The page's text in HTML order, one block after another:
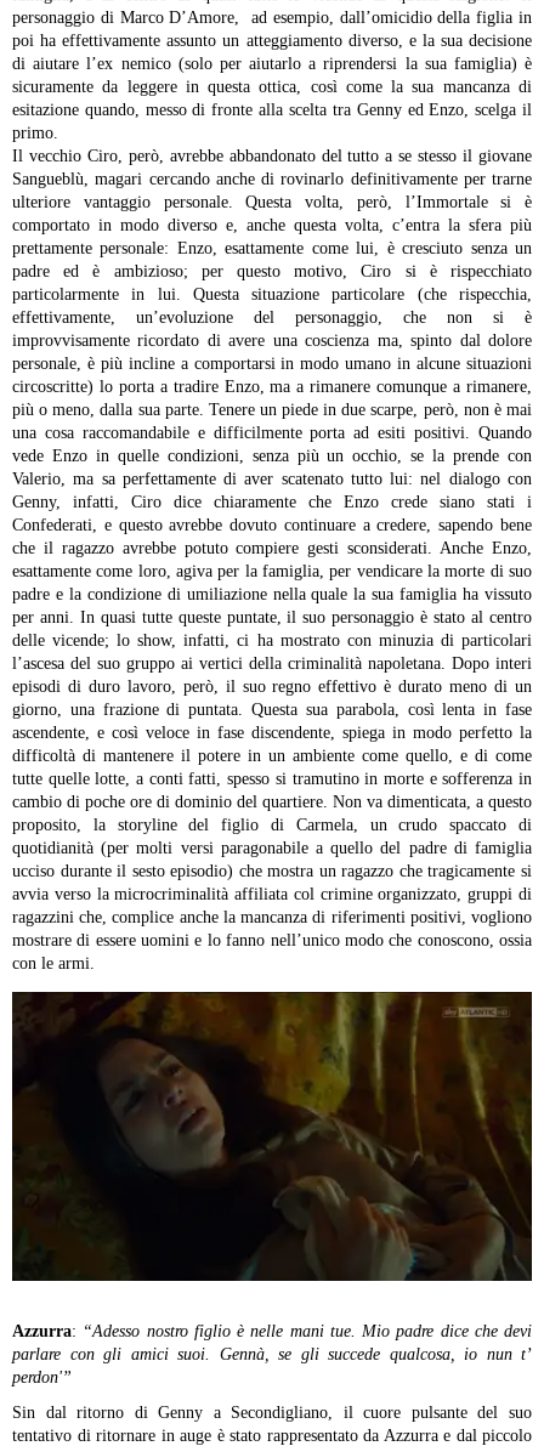
personaggio di Marco D’Amore, ad esempio, dall’omicidio della figlia in
poi ha effettivamente assunto un atteggiamento diverso, e la sua decisione
di aiutare l’ex nemico (solo per aiutarlo a riprendersi la sua famiglia) è
sicuramente da leggere in questa ottica, così come la sua mancanza di
esitazione quando, messo di fronte alla scelta tra Genny ed Enzo, scelga il
primo.
Il vecchio Ciro, però, avrebbe abbandonato del tutto a se stesso il giovane
Sangueblù, magari cercando anche di rovinarlo definitivamente per trarne
ulteriore vantaggio personale. Questa volta, però, l’Immortale si è
comportato in modo diverso e, anche questa volta, c’entra la sfera più
prettamente personale: Enzo, esattamente come lui, è cresciuto senza un
padre ed è ambizioso; per questo motivo, Ciro si è rispecchiato
particolarmente in lui. Questa situazione particolare (che rispecchia,
effettivamente, un’evoluzione del personaggio, che non si è
improvvisamente ricordato di avere una coscienza ma, spinto dal dolore
personale, è più incline a comportarsi in modo umano in alcune situazioni
circoscritte) lo porta a tradire Enzo, ma a rimanere comunque a rimanere,
più o meno, dalla sua parte. Tenere un piede in due scarpe, però, non è mai
una cosa raccomandabile e difficilmente porta ad esiti positivi. Quando
vede Enzo in quelle condizioni, senza più un occhio, se la prende con
Valerio, ma sa perfettamente di aver scatenato tutto lui: nel dialogo con
Genny, infatti, Ciro dice chiaramente che Enzo crede siano stati i
Confederati, e questo avrebbe dovuto continuare a credere, sapendo bene
che il ragazzo avrebbe potuto compiere gesti sconsiderati. Anche Enzo,
esattamente come loro, agiva per la famiglia, per vendicare la morte di suo
padre e la condizione di umiliazione nella quale la sua famiglia ha vissuto
per anni. In quasi tutte queste puntate, il suo personaggio è stato al centro
delle vicende; lo show, infatti, ci ha mostrato con minuzia di particolari
l’ascesa del suo gruppo ai vertici della criminalità napoletana. Dopo interi
episodi di duro lavoro, però, il suo regno effettivo è durato meno di un
giorno, una frazione di puntata. Questa sua parabola, così lenta in fase
ascendente, e così veloce in fase discendente, spiega in modo perfetto la
difficoltà di mantenere il potere in un ambiente come quello, e di come
tutte quelle lotte, a conti fatti, spesso si tramutino in morte e sofferenza in
cambio di poche ore di dominio del quartiere. Non va dimenticata, a questo
proposito, la storyline del figlio di Carmela, un crudo spaccato di
quotidianità (per molti versi paragonabile a quello del padre di famiglia
ucciso durante il sesto episodio) che mostra un ragazzo che tragicamente si
avvia verso la microcriminalità affiliata col crimine organizzato, gruppi di
ragazzini che, complice anche la mancanza di riferimenti positivi, vogliono
mostrare di essere uomini e lo fanno nell’unico modo che conoscono, ossia
con le armi.
Azzurra: “Adesso nostro figlio è nelle mani tue. Mio padre dice che devi
parlare con gli amici suoi. Gennà, se gli succede qualcosa, io nun t’
perdon'”
Sin dal ritorno di Genny a Secondigliano, il cuore pulsante del suo
tentativo di ritornare in auge è stato rappresentato da Azzurra e dal piccolo